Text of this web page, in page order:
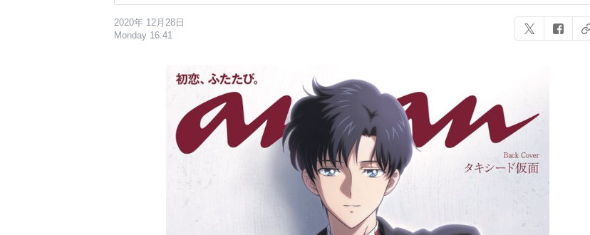
2020年 12月28日
Monday 16:41